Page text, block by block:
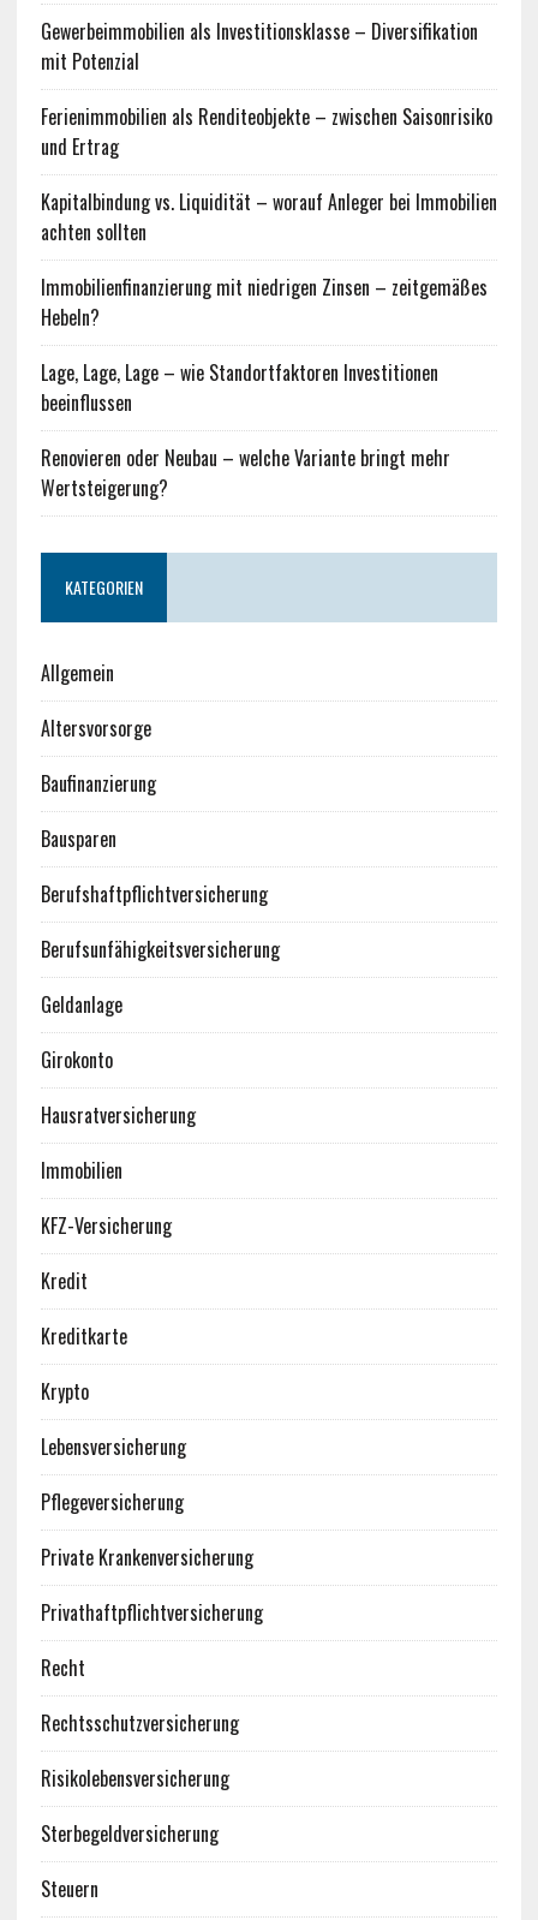
Gewerbeimmobilien als Investitionsklasse – Diversifikation
mit Potenzial
Ferienimmobilien als Renditeobjekte – zwischen Saisonrisiko
und Ertrag
Kapitalbindung vs. Liquidität – worauf Anleger bei Immobilien
achten sollten
Immobilienfinanzierung mit niedrigen Zinsen – zeitgemäßes
Hebeln?
Lage, Lage, Lage – wie Standortfaktoren Investitionen
beeinflussen
Renovieren oder Neubau – welche Variante bringt mehr
Wertsteigerung?
KATEGORIEN
Allgemein
Altersvorsorge
Baufinanzierung
Bausparen
Berufshaftpflichtversicherung
Berufsunfähigkeitsversicherung
Geldanlage
Girokonto
Hausratversicherung
Immobilien
KFZ-Versicherung
Kredit
Kreditkarte
Krypto
Lebensversicherung
Pflegeversicherung
Private Krankenversicherung
Privathaftpflichtversicherung
Recht
Rechtsschutzversicherung
Risikolebensversicherung
Sterbegeldversicherung
Steuern